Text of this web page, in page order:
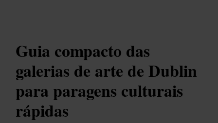
Guia compacto das
galerias de arte de Dublin
para paragens culturais
rápidas